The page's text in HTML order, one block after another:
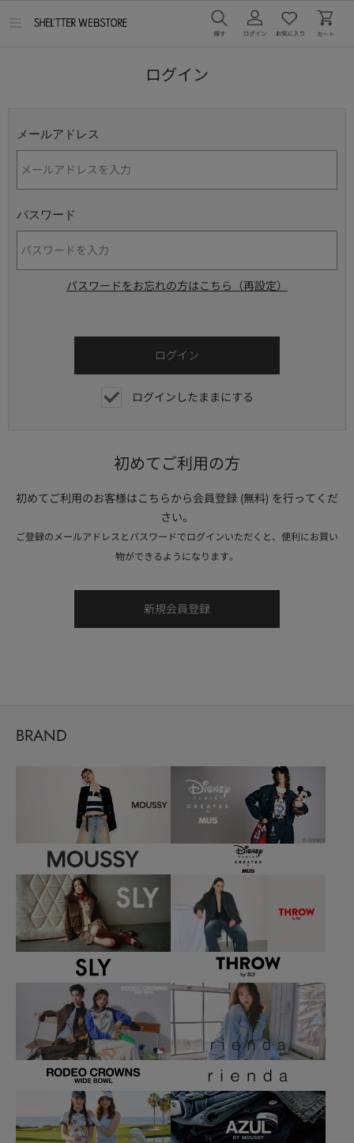
ログイン
メールアドレス
パスワード
パスワードをお忘れの方はこちら（再設定）
ログインしたままにする
初めてご利用の方
初めてご利用のお客様はこちらから会員登録 (無料) を行ってくだ
さい。
ご登録のメールアドレスとパスワードでログインいただくと、便利にお買い
物ができるようになります。
BRAND